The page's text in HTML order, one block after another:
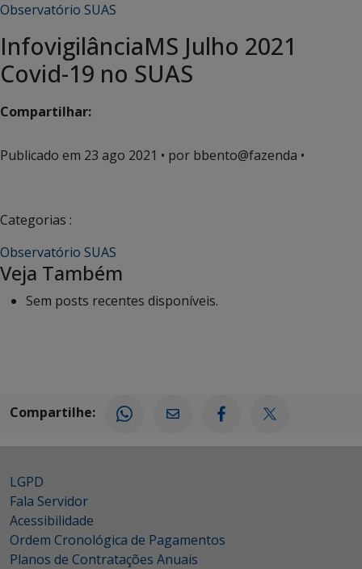
Observatório SUAS
InfovigilânciaMS Julho 2021
Covid-19 no SUAS
Compartilhar:
Publicado em 23 ago 2021 • por bbento@fazenda •
Categorias :
Observatório SUAS
Veja Também
Sem posts recentes disponíveis.
Compartilhe:
LGPD
Fala Servidor
Acessibilidade
Ordem Cronológica de Pagamentos
Planos de Contratações Anuais